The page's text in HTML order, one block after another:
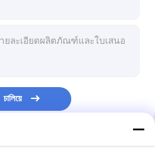
চালিয়ে